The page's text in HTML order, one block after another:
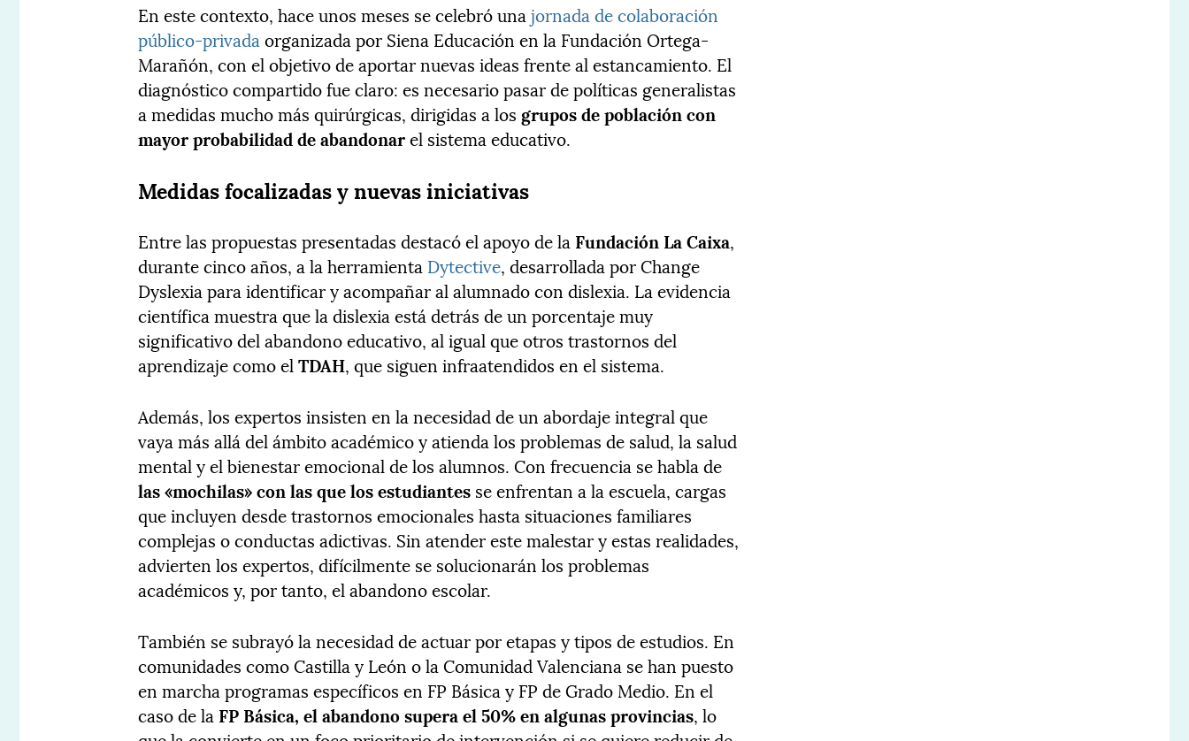
En este contexto, hace unos meses se celebró unajornada de colaboración
público-privadaorganizada por Siena Educación en la Fundación Ortega-
Marañón, con el objetivo de aportar nuevas ideas frente al estancamiento. El
diagnóstico compartido fue claro: es necesario pasar de políticas generalistas
a medidas mucho más quirúrgicas, dirigidas a los grupos de población con
mayor probabilidad de abandonarel sistema educativo.
Medidas focalizadas y nuevas iniciativas
Entre las propuestas presentadas destacó el apoyo de la Fundación La Caixa,
durante cinco años, a la herramienta Dytective, desarrollada por Change
Dyslexia para identificar y acompañar al alumnado con dislexia. La evidencia
científica muestra que la dislexia está detrás de un porcentaje muy
significativo del abandono educativo, al igual que otros trastornos del
aprendizaje como elTDAH, que siguen infraatendidos en el sistema.
Además, los expertos insisten en la necesidad de un abordaje integral que
vaya más allá del ámbito académico y atienda los problemas de salud, la salud
mental y el bienestar emocional de los alumnos. Con frecuencia se habla de
las «mochilas» con las que los estudiantes se enfrentan a la escuela, cargas
que incluyen desde trastornos emocionales hasta situaciones familiares
complejas o conductas adictivas. Sin atender este malestar y estas realidades,
advierten los expertos, difícilmente se solucionarán los problemas
académicos y, por tanto, el abandono escolar.
También se subrayó la necesidad de actuar por etapas y tipos de estudios. En
comunidades como Castilla y León o la Comunidad Valenciana se han puesto
en marcha programas específicos en FP Básica y FP de Grado Medio. En el
caso de la FP Básica, el abandono supera el 50% en algunas provincias, lo